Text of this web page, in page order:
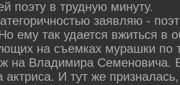
поэту в трудную минуту.
заявляю -
ему так удается вжиться в
на съемках мурашки по
на Владимира Семеновича.
актриса. И тут же